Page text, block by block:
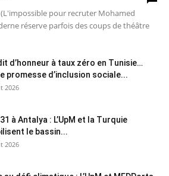
pour recruter Mohamed
réserve parfois des coups de théâtre
d’honneur à taux zéro en Tunisie…
promesse d’inclusion sociale...
2026
à Antalya : L’UpM et la Turquie
le bassin...
2026